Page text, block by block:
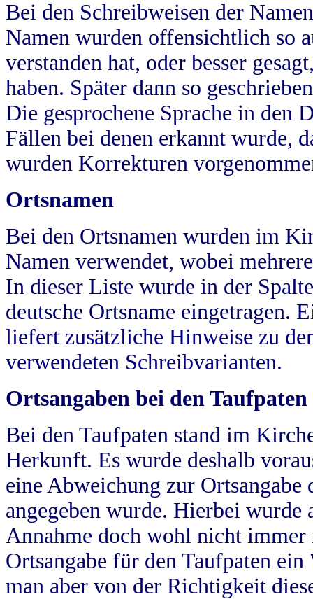
Bei den Schreibweisen der
Namen wurden offensichtlich so
verstanden hat, oder besser
haben. Später dann so
Die gesprochene Sprache in
Fällen bei denen erkannt wurde,
wurden Korrekturen
Ortsnamen
Bei den Ortsnamen wurden im
Namen verwendet, wobei
In dieser Liste wurde in der
deutsche Ortsname eingetragen.
liefert zusätzliche Hinweise zu
verwendeten Schreibvarianten.
Ortsangaben bei den Taufpaten
Bei den Taufpaten stand im
Herkunft. Es wurde deshalb
eine Abweichung zur
angegeben wurde. Hierbei wurde
Annahme doch wohl nicht
Ortsangabe für den Taufpaten
man aber von der Richtigkeit